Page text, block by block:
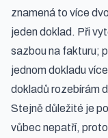
znamená to více
jeden doklad. Při
sazbou na fakturu;
jednom dokladu
dokladů rozebírám
Stejně důležité je
vůbec nepatří,